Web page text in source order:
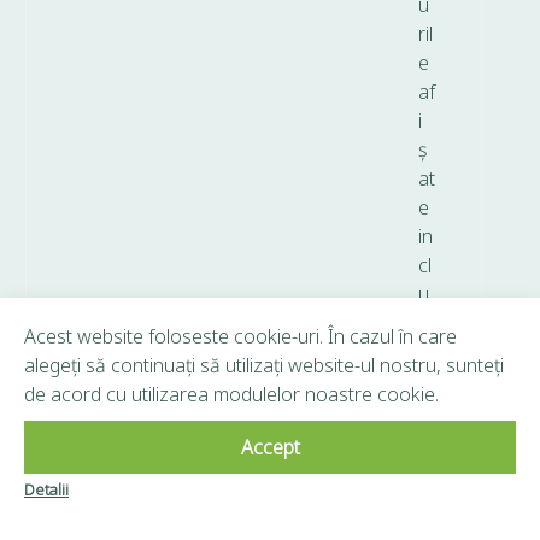
ril
e
af
i
ș
at
e
in
cl
u
T
V
A.
Copyright © 2026 Frunză Verde - Toate drepturile
Acest website foloseste cookie-uri. În cazul în care
alegeți să continuați să utilizați website-ul nostru, sunteți
de acord cu utilizarea modulelor noastre cookie.
Accept
Detalii